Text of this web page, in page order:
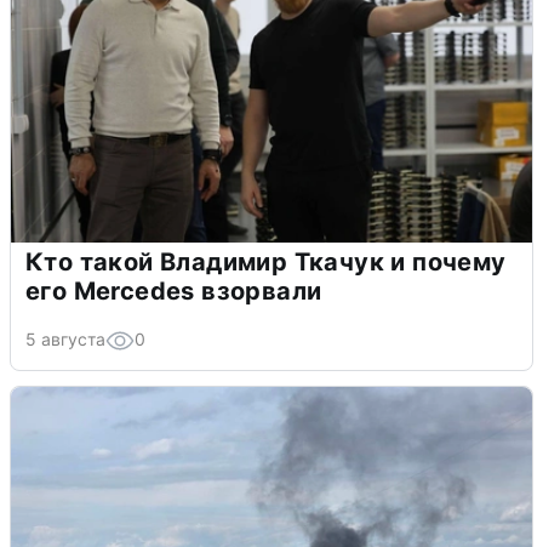
Кто такой Владимир Ткачук и почему
его Mercedes взорвали
5 августа 0